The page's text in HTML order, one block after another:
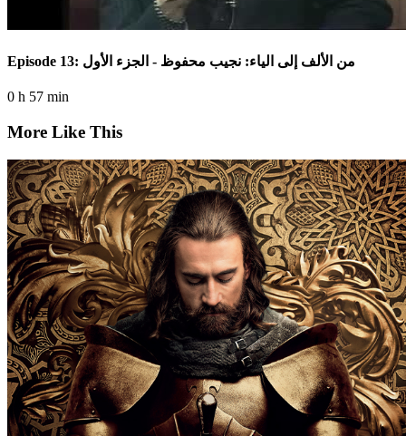
Episode 13: من الألف إلى الياء: نجيب محفوظ - الجزء الأول
0 h 57 min
More Like This